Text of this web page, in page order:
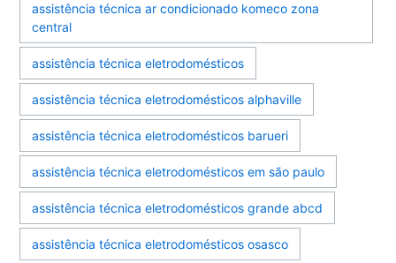
assistência técnica ar condicionado komeco zona
central
assistência técnica eletrodomésticos
assistência técnica eletrodomésticos alphaville
assistência técnica eletrodomésticos barueri
assistência técnica eletrodomésticos em são paulo
assistência técnica eletrodomésticos grande abcd
assistência técnica eletrodomésticos osasco